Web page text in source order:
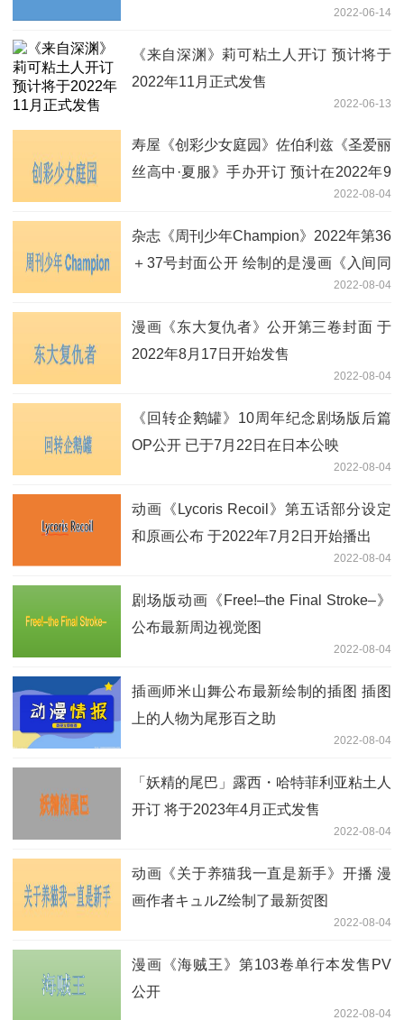
2022-06-14
《来自深渊》莉可粘土人开订 预计将于
2022年11月正式发售
2022-06-13
寿屋《创彩少女庭园》佐伯利兹《圣爱丽
丝高中·夏服》手办开订 预计在2022年9
2022-08-04
杂志《周刊少年Champion》2022年第36
＋37号封面公开 绘制的是漫画《入间同
学入魔了!》和《魔界的主角是我们!》
2022-08-04
漫画《东大复仇者》公开第三卷封面 于
2022年8月17日开始发售
2022-08-04
《回转企鹅罐》10周年纪念剧场版后篇
OP公开 已于7月22日在日本公映
2022-08-04
动画《Lycoris Recoil》第五话部分设定
和原画公布 于2022年7月2日开始播出
2022-08-04
剧场版动画《Free!–the Final Stroke–》
公布最新周边视觉图
2022-08-04
插画师米山舞公布最新绘制的插图 插图
上的人物为尾形百之助
2022-08-04
「妖精的尾巴」露西・哈特菲利亚粘土人
开订 将于2023年4月正式发售
2022-08-04
动画《关于养猫我一直是新手》开播 漫
画作者キュルZ绘制了最新贺图
2022-08-04
漫画《海贼王》第103卷单行本发售PV
公开
2022-08-04